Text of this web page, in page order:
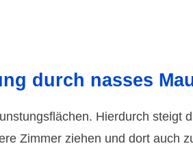
durch nasses
Hierdurch steigt
Zimmer ziehen und dort auch